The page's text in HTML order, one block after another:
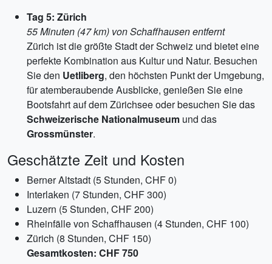
Tag 5: Zürich
55 Minuten (47 km) von Schaffhausen entfernt
Zürich ist die größte Stadt der Schweiz und bietet eine
perfekte Kombination aus Kultur und Natur. Besuchen
Sie den Uetliberg, den höchsten Punkt der Umgebung,
für atemberaubende Ausblicke, genießen Sie eine
Bootsfahrt auf dem Zürichsee oder besuchen Sie das
Schweizerische Nationalmuseum und das
Grossmünster.
Geschätzte Zeit und Kosten
Berner Altstadt (5 Stunden, CHF 0)
Interlaken (7 Stunden, CHF 300)
Luzern (5 Stunden, CHF 200)
Rheinfälle von Schaffhausen (4 Stunden, CHF 100)
Zürich (8 Stunden, CHF 150)
Gesamtkosten: CHF 750